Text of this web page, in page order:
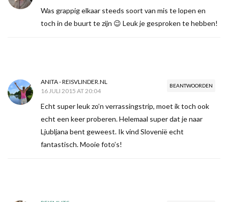
Was grappig elkaar steeds soort van mis te lopen en
toch in de buurt te zijn 😉 Leuk je gesproken te hebben!
BEANTWOORDEN
ANITA - REISVLINDER.NL
16 JULI 2015 AT 20:04
Echt super leuk zo’n verrassingstrip, moet ik toch ook
echt een keer proberen. Helemaal super dat je naar
Ljubljana bent geweest. Ik vind Slovenië echt
fantastisch. Mooie foto’s!